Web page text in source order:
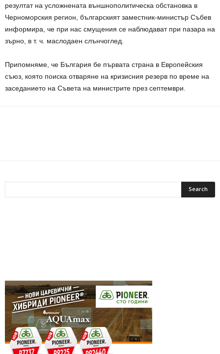
резултат на усложнената външнополитическа обстановка в
Черноморския регион, българският заместник-министър Събев
информира, че при нас смущения се наблюдават при пазара на
зърно, в т. ч. маслодаен слънчоглед.
Припомняме, че България бе първата страна в Европейския
съюз, която поиска отваряне на кризисния резерв по време на
заседанието на Съвета на министрите през септември.